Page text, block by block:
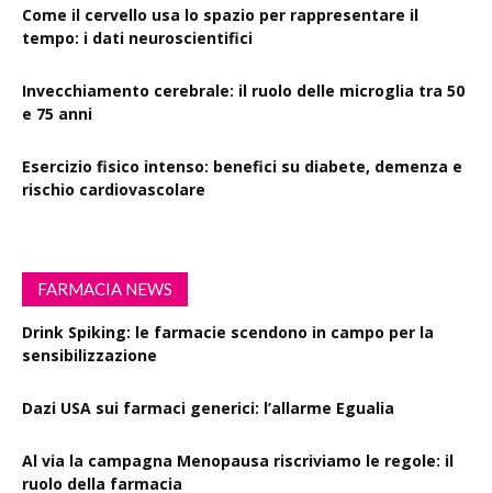
Come il cervello usa lo spazio per rappresentare il
tempo: i dati neuroscientifici
Invecchiamento cerebrale: il ruolo delle microglia tra 50
e 75 anni
Esercizio fisico intenso: benefici su diabete, demenza e
rischio cardiovascolare
FARMACIA NEWS
Drink Spiking: le farmacie scendono in campo per la
sensibilizzazione
Dazi USA sui farmaci generici: l’allarme Egualia
Al via la campagna Menopausa riscriviamo le regole: il
ruolo della farmacia